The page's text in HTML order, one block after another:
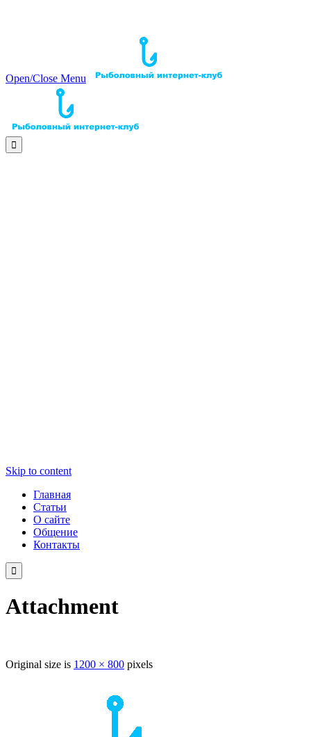
Open/Close Menu

Skip to content
Главная
Статьи
О сайте
Общение
Контакты

Attachment
Original size is 1200 × 800 pixels